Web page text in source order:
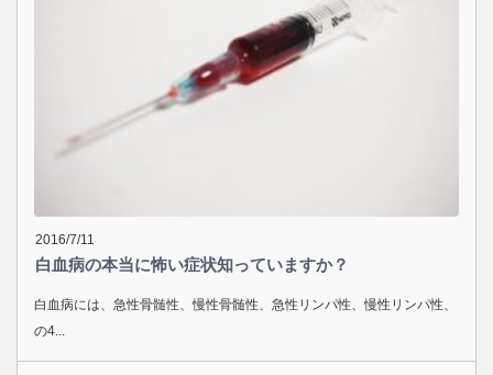
2016/7/11
白血病の本当に怖い症状知っていますか？
白血病には、急性骨髄性、慢性骨髄性、急性リンパ性、慢性リンパ性、
の4...